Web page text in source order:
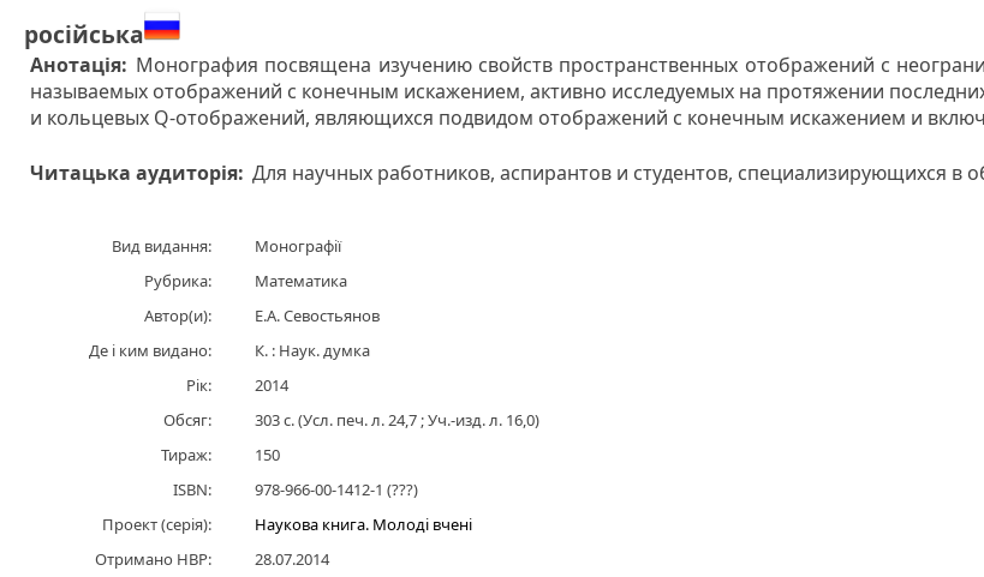
російська
Анотація: Монография посвящена изучению свойств пространственных отображений с
называемых отображений с конечным искажением, активно исследуемых на протяжении
и кольцевых Q-отображений, являющихся подвидом отображений с конечным искажением и
Читацька аудиторія: Для научных работников, аспирантов и студентов, специализирующихся в
Вид видання:
Монографії
Рубрика:
Математика
Автор(и):
Е.А. Севостьянов
Де і ким видано:
К. : Наук. думка
Рік:
2014
Обсяг:
303 с. (Усл. печ. л. 24,7 ; Уч.-изд. л. 16,0)
Тираж:
150
ISBN:
978-966-00-1412-1 (???)
Проект (серія):
Наукова книга. Молоді вчені
Отримано НВР:
28.07.2014